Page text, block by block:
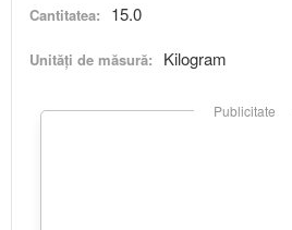
Cantitatea: 15.0
Unități de măsură: Kilogram
Publicitate